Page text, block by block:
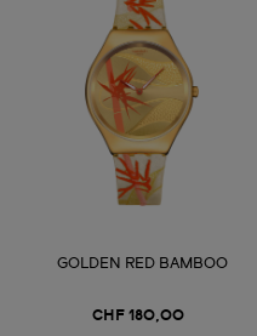
GOLDEN RED BAMBOO
CHF 180,00